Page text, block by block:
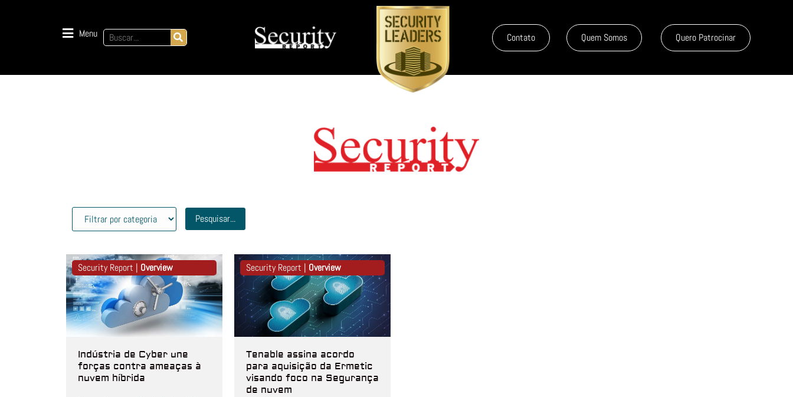
Menu Contato Quem Somos Quero Patrocinar
Pesquisar...
Security Report | Overview
Indústria de Cyber une
forças contra ameaças à
nuvem híbrida
Security Report | Overview
Tenable assina acordo
para aquisição da Ermetic
visando foco na Segurança
de nuvem